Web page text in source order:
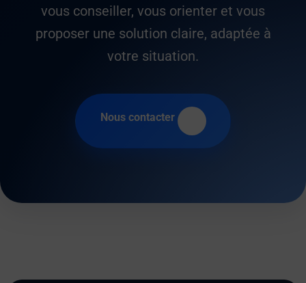
vous conseiller, vous orienter et vous
proposer une solution claire, adaptée à
votre situation.
Nous contacter